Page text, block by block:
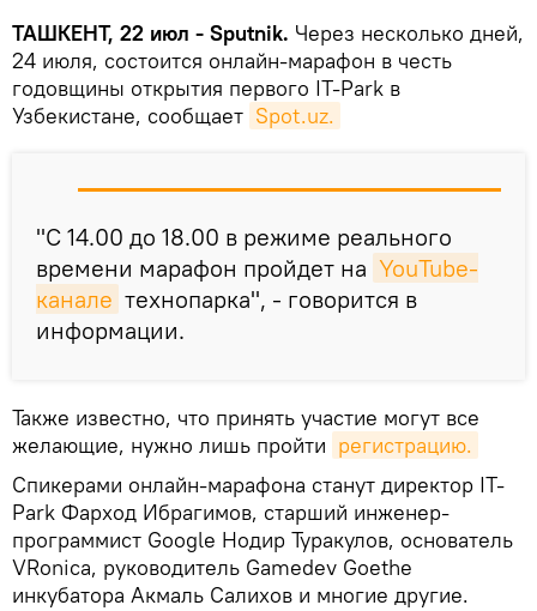
ТАШКЕНТ, 22 июл - Sputnik. Через несколько дней,
24 июля, состоится онлайн-марафон в честь
годовщины открытия первого IT-Park в
Узбекистане, сообщает Spot.uz.
"С 14.00 до 18.00 в режиме реального
времени марафон пройдет на YouTube-
канале технопарка", - говорится в
информации.
Также известно, что принять участие могут все
желающие, нужно лишь пройти регистрацию.
Спикерами онлайн-марафона станут директор IT-
Park Фарход Ибрагимов, старший инженер-
программист Google Нодир Туракулов, основатель
VRonica, руководитель Gamedev Goethe
инкубатора Акмаль Салихов и многие другие.